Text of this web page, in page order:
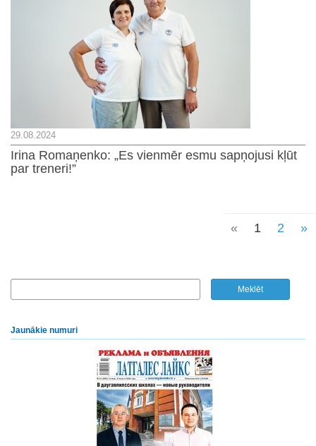
29.08.2024
Irina Romaņenko: „Es vienmēr esmu sapņojusi kļūt
par treneri!”
« 1 2 »
Jaunākie numuri